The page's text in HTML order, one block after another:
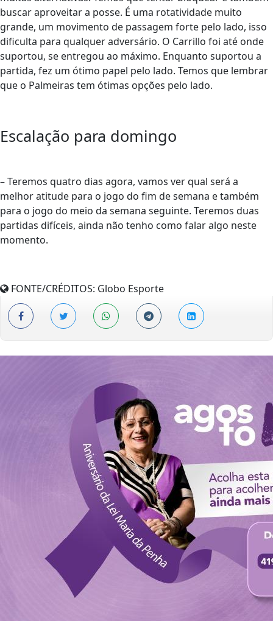
buscar aproveitar a posse. É uma rotatividade muito
grande, um movimento de passagem forte pelo lado, isso
dificulta para qualquer adversário. O Carrillo foi até onde
suportou, se entregou ao máximo. Enquanto suportou a
partida, fez um ótimo papel pelo lado. Temos que lembrar
que o Palmeiras tem ótimas opções pelo lado.
Escalação para domingo
– Teremos quatro dias agora, vamos ver qual será a
melhor atitude para o jogo do fim de semana e também
para o jogo do meio da semana seguinte. Teremos duas
partidas difíceis, ainda não tenho como falar algo neste
momento.
FONTE/CRÉDITOS: Globo Esporte